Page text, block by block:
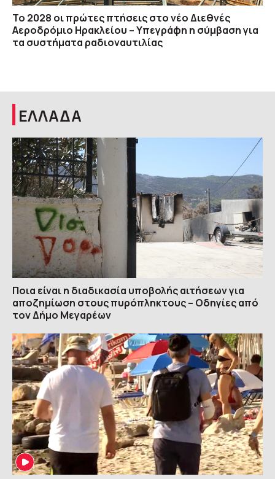
Το 2028 οι πρώτες πτήσεις στο νέο Διεθνές
Αεροδρόμιο Ηρακλείου – Υπεγράφη η σύμβαση για
τα συστήματα ραδιοναυτιλίας
ΕΛΛΑΔΑ
Ποια είναι η διαδικασία υποβολής αιτήσεων για
αποζημίωση στους πυρόπληκτους – Οδηγίες από
τον Δήμο Μεγαρέων